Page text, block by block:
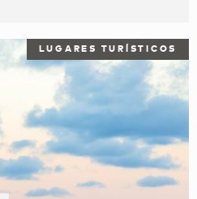
LUGARES TURÍSTICOS